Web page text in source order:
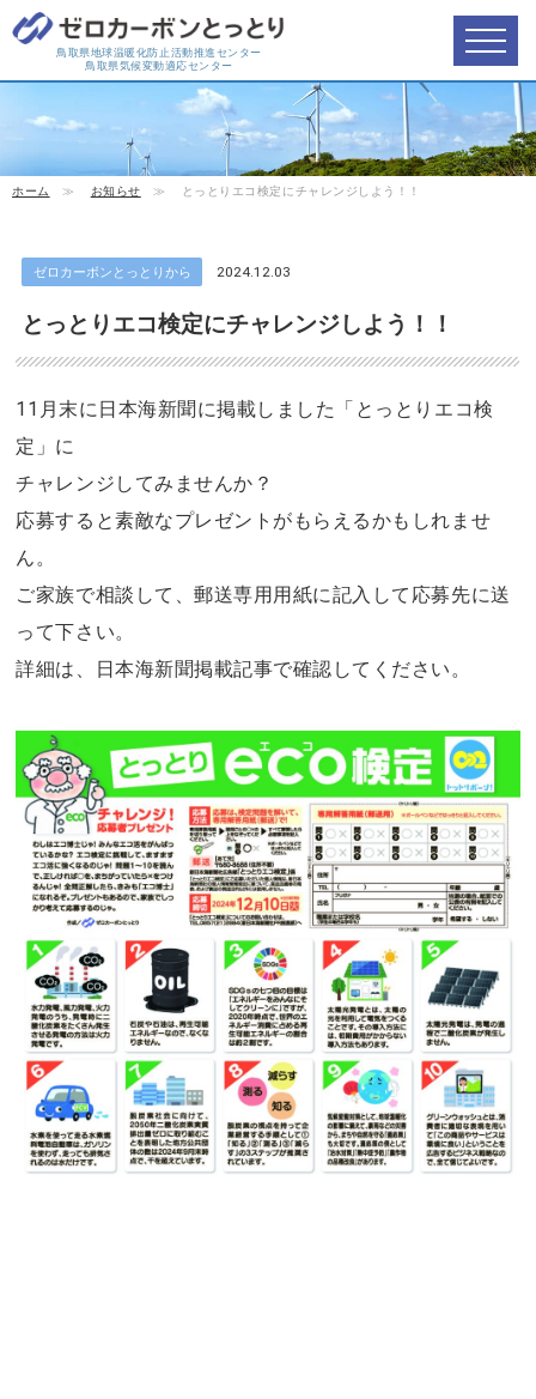
鳥取県地球温暖化防止活動推進センター
鳥取県気候変動適応センター
ホーム ≫ お知らせ ≫ とっとりエコ検定にチャレンジしよう！！
ゼロカーボンとっとりから 2024.12.03
とっとりエコ検定にチャレンジしよう！！
11 月末に日本海新聞に掲載しました「とっとりエコ検
定」に
チャレンジしてみませんか？
応募すると素敵なプレゼントがもらえるかもしれませ
ん。
ご家族で相談して、郵送専用用紙に記入して応募先に送
って下さい。
詳細は、日本海新聞掲載記事で確認してください。